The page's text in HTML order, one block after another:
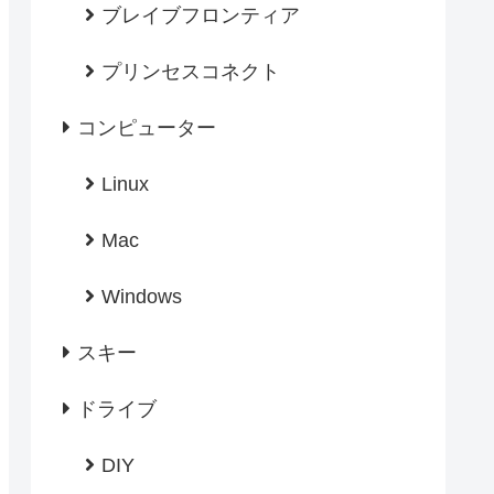
ブレイブフロンティア
プリンセスコネクト
コンピューター
Linux
Mac
Windows
スキー
ドライブ
DIY